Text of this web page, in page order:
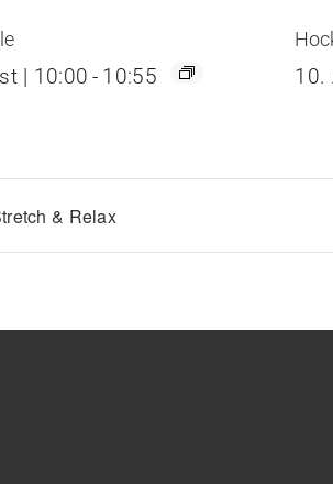
| 10:00 - 10:55 10.
& Relax